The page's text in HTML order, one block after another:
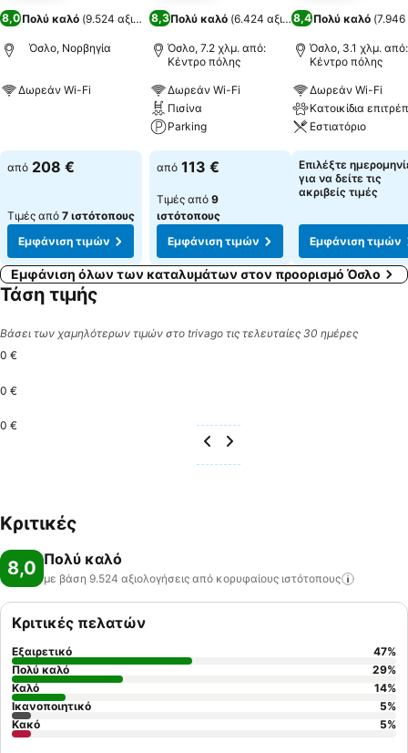
8,0 Πολύ καλό (9.524 αξιολογήσεις)
Όσλο, Νορβηγία
Δωρεάν Wi-Fi
από 208 €
Τιμές από 7 ιστότοπους
Εμφάνιση τιμών
8,3Πολύ καλό (6.424 αξιολογήσεις)
Όσλο, 7.2 χλμ. από:
Κέντρο πόλης
Δωρεάν Wi-Fi
Πισίνα
Parking
Εμφάνιση τιμών
από 113 €
Τιμές από 9
ιστότοπους
Εμφάνιση τιμών
8,4 Πολύ καλό (7.946
Όσλο, 3.1 χλμ. από:
Κέντρο πόλης
Δωρεάν Wi-Fi
Εστιατόριο
Εμφάνιση τιμών
Επιλέξτε
για να δείτε τις
ακριβείς τιμές
Εμφάνιση τιμών
Εμφάνιση όλων των καταλυμάτων στον προορισμό Όσλο
Τάση τιμής
Βάσει των χαμηλότερων τιμών στο trivago τις τελευταίες 30 ημέρες
0 €
0 €
0 €
Κριτικές
8,0 Πολύ καλό
με βάση 9.524 αξιολογήσεις από κορυφαίους ιστότοπους
Κριτικές πελατών
Εξαιρετικό 47%
Πολύ καλό
29%
Καλό
14%
Ικανοποιητικό
5%
Κακό
5%